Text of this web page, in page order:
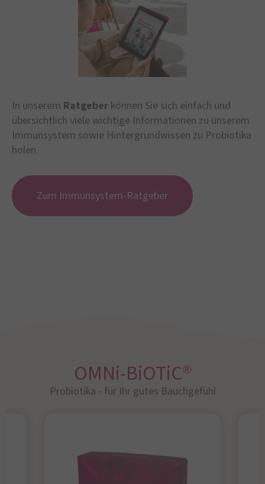
In unserem Ratgeber können Sie sich einfach und
übersichtlich viele wichtige Informationen zu unserem
Immunsystem sowie Hintergrundwissen zu Probiotika
holen.
Zum Immunsystem-Ratgeber
OMNi-BiOTiC®
Probiotika - für Ihr gutes Bauchgefühl​